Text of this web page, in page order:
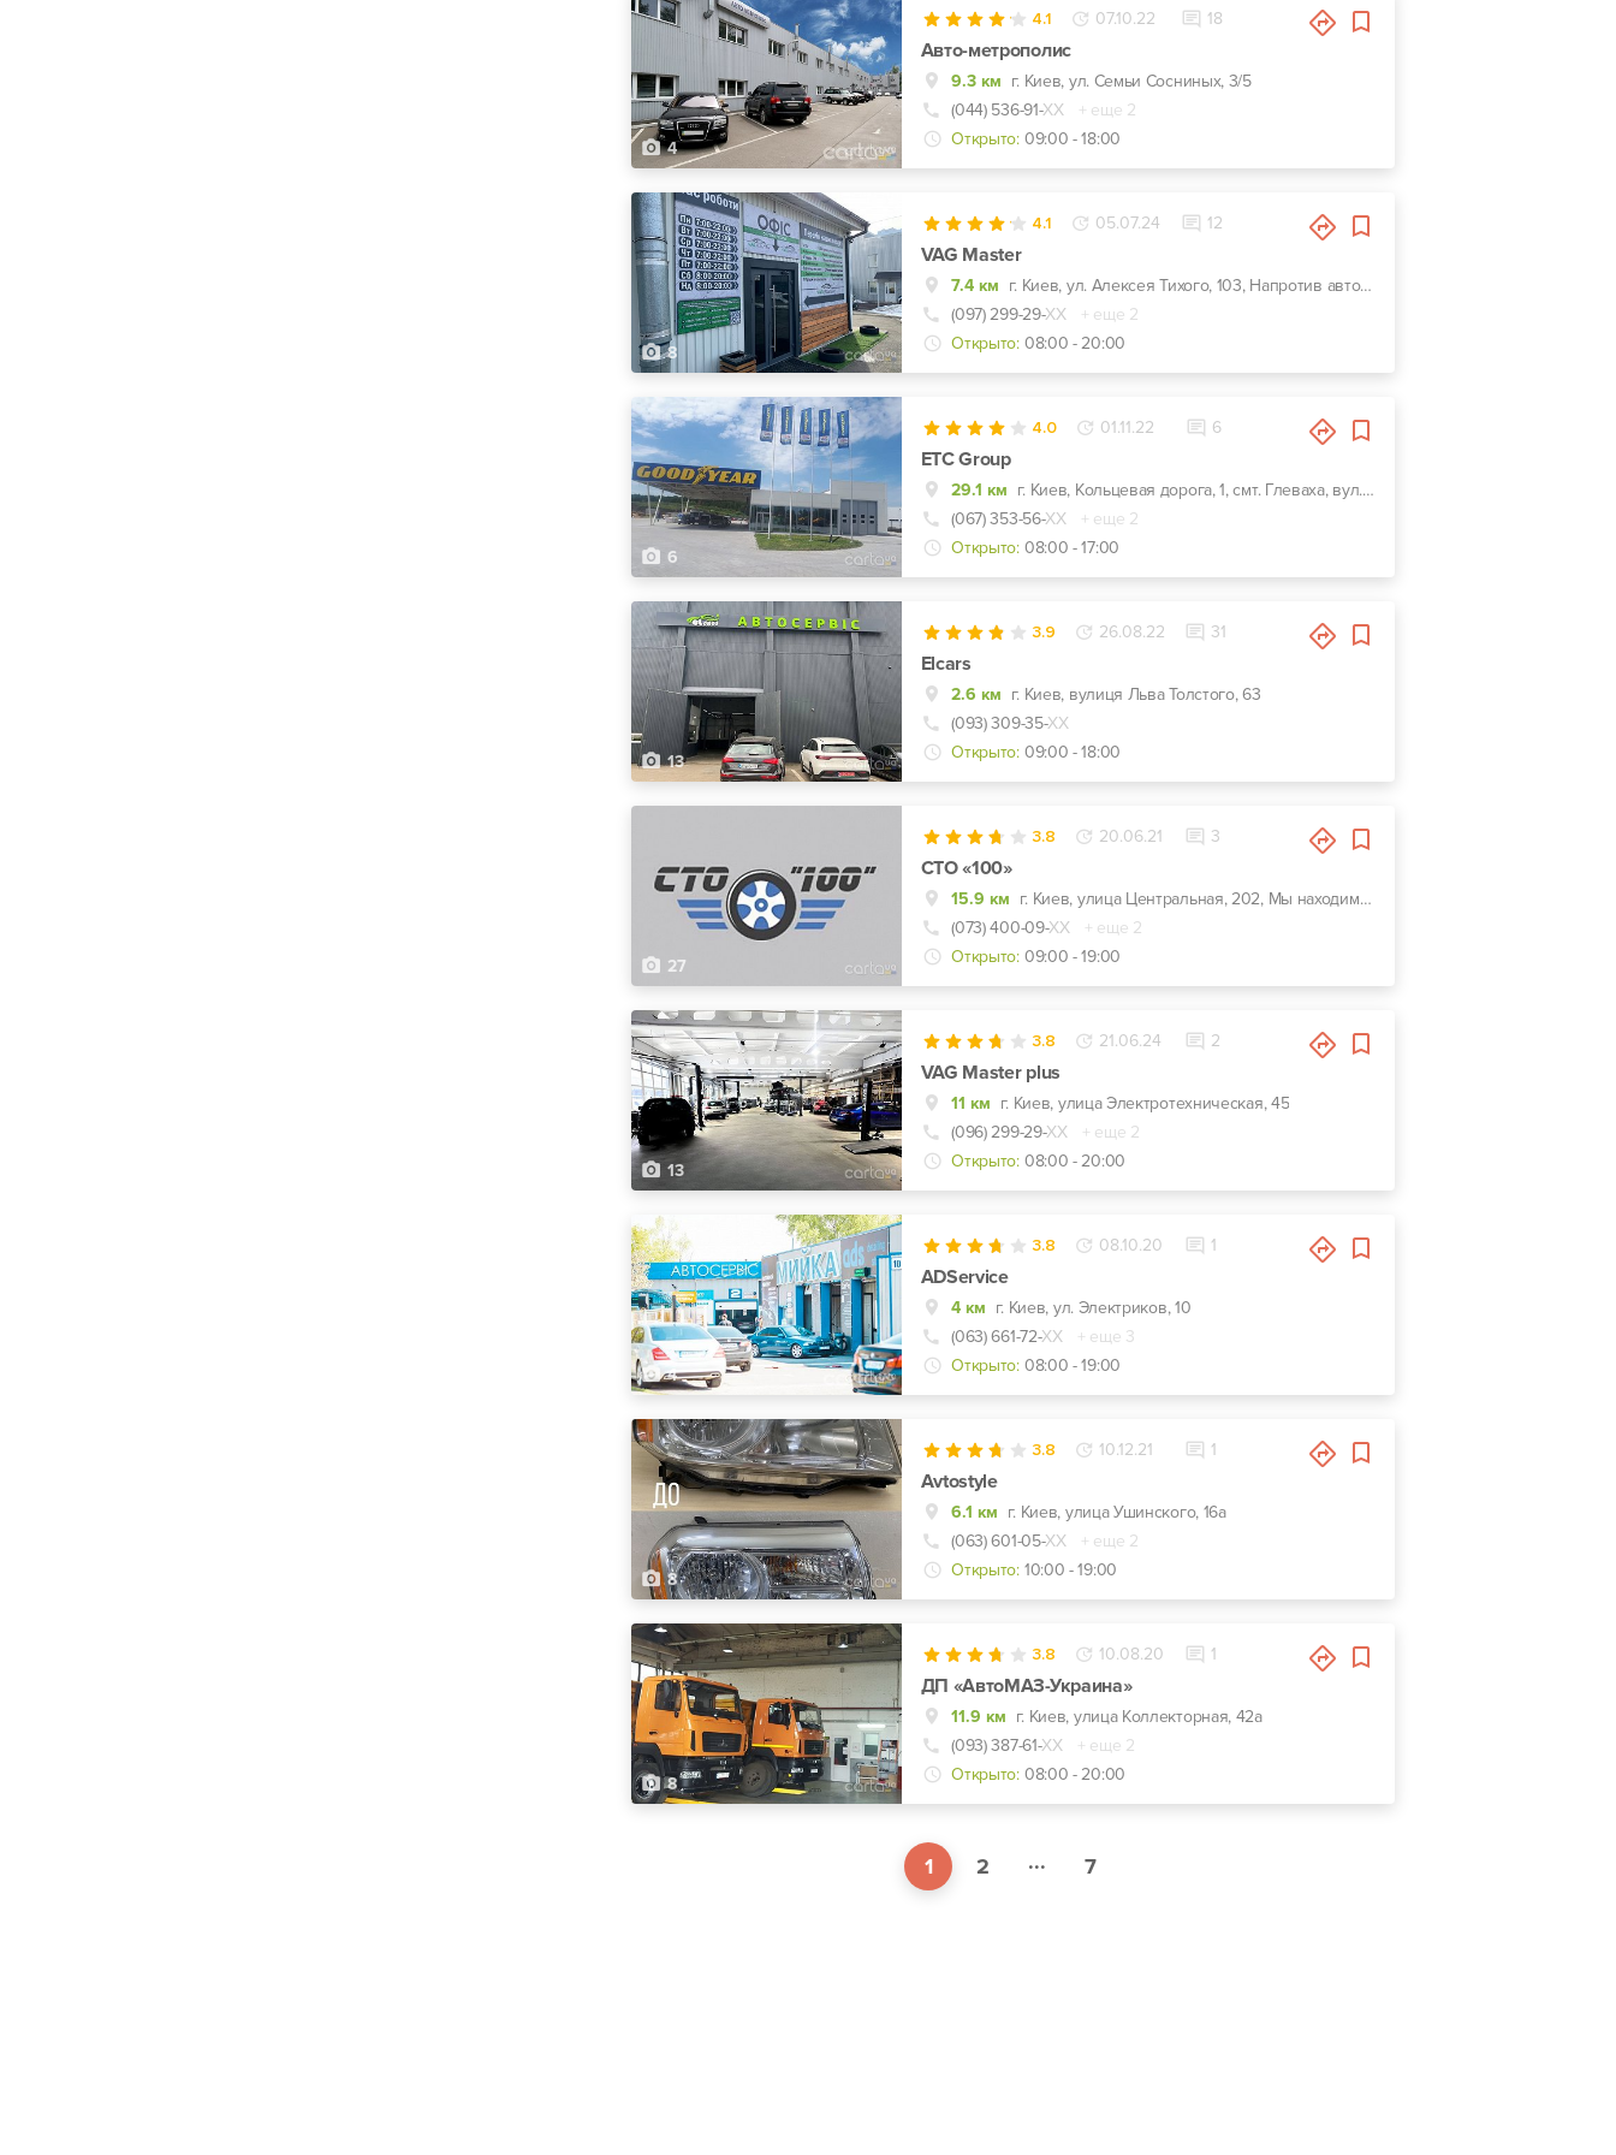
4
4.1 07.10.22 18
Авто-метрополис
9.3 км г. Киев, ул. Семьи Сосниных, 3/5
(044) 536-91-ХХ
+ еще 2
Открыто: 09:00 - 18:00
8
4.1 05.07.24 12
VAG Master
7.4 км
г. Киев, ул. Алексея Тихого, 103, Напротив автозаправки KLO
(097) 299-29-ХХ
+ еще 2
Открыто: 08:00 - 20:00
6
4.0 01.11.22 6
ЕТС Group
29.1 км
г. Киев, Кольцевая дорога, 1, смт. Глеваха, вул. Сулими, 9
(067) 353-56-ХХ
+ еще 2
Открыто: 08:00 - 17:00
13
3.9 26.08.22 31
Elcars
2.6 км г. Киев, вулиця Льва Толстого, 63
(093) 309-35-ХХ
Открыто: 09:00 - 18:00
27
3.8 20.06.21 3
СТО «100»
15.9 км
г. Киев, улица Центральная, 202, Мы находимся на ОСОКОРКАХ- котеджный массив. От метро Славутич по Центральной улице 8 км (фасад). Сразу за 1 шлюзом.
(073) 400-09-ХХ
+ еще 2
Открыто: 09:00 - 19:00
13
3.8 21.06.24 2
VAG Master plus
11 км г. Киев, улица Электротехническая, 45
(096) 299-29-ХХ
+ еще 2
Открыто: 08:00 - 20:00
4
3.8 08.10.20 1
ADService
4 км г. Киев, ул. Электриков, 10
(063) 661-72-ХХ
+ еще 3
Открыто: 08:00 - 19:00
8
3.8 10.12.21 1
Avtostyle
6.1 км г. Киев, улица Ушинского, 16а
(063) 601-05-ХХ
+ еще 2
Открыто: 10:00 - 19:00
8
3.8 10.08.20 1
ДП «АвтоМАЗ-Украина»
11.9 км г. Киев, улица Коллекторная, 42а
(093) 387-61-ХХ
+ еще 2
Открыто: 08:00 - 20:00
1 2 ... 7